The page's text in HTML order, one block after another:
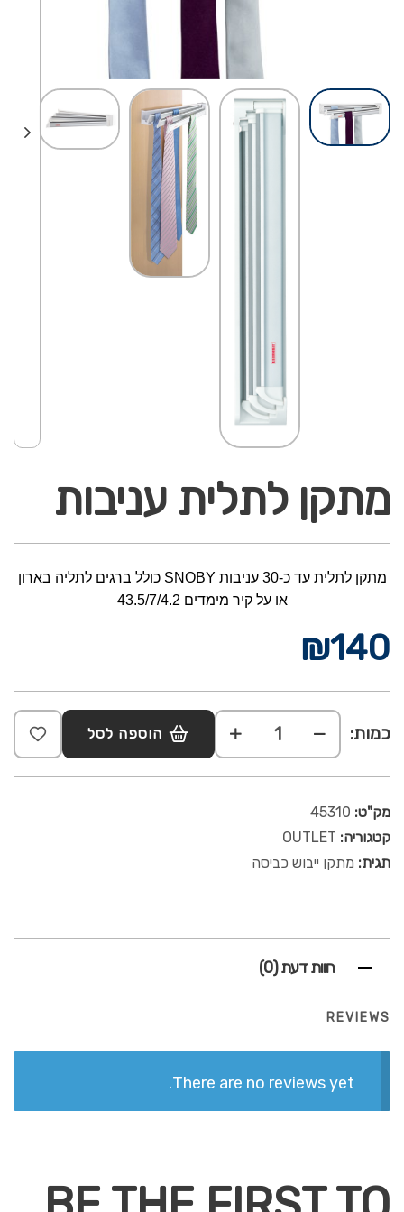
מתקן לתלית עניבות
מתקן לתלית עד כ-30 עניבות SNOBY כולל ברגים לתליה בארון
או על קיר מימדים 43.5/7/4.2
₪140
כמות: הוספה לסל
מק"ט: 45310
קטגוריה: OUTLET
תגית: מתקן ייבוש כביסה
חוות דעת (0)
REVIEWS
There are no reviews yet.